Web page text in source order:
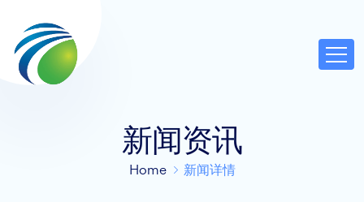
新闻资讯
Home 新闻详情